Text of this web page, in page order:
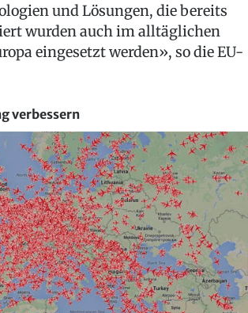
und Lösungen, die bereits
wurden auch im alltäglichen
eingesetzt werden», so die EU-
verbessern